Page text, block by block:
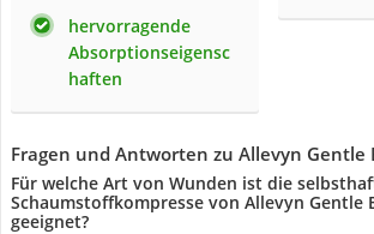
hervorragende
Absorptionseigensc
haften
Fragen und Antworten zu Allevyn Gentle
Für welche Art von Wunden ist die
Schaumstoffkompresse von Allevyn Gentle
geeignet?